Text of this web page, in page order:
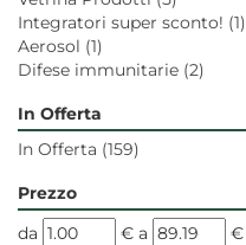
Integratori super sconto! (1)
Aerosol (1)
Difese immunitarie (2)
In Offerta
In Offerta (159)
Prezzo
filtra
da € filtra
a €